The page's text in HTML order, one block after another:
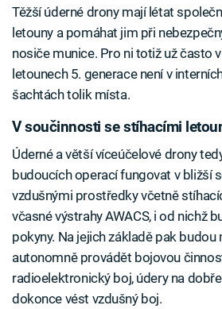
Těžší úderné drony mají létat
letouny a pomáhat jim při
nosiče munice. Pro ni totiž už často
letounech 5. generace není v
šachtách tolik místa.
V součinnosti se stíhacími
Úderné a větší víceúčelové drony
budoucích operací fungovat v bližší
vzdušnými prostředky včetně
včasné výstrahy AWACS, i od nichž
pokyny. Na jejich základě pak budou
autonomně provádět bojovou
radioelektronický boj, údery na
dokonce vést vzdušný boj.